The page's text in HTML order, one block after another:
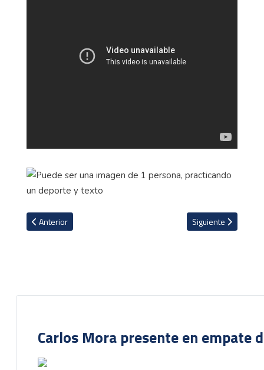
Artículo anterior: Fernán Faerron aprovecha titularidad y destaca
Anterior Artículo siguiente:
Siguiente
Carlos Mora presente en empate